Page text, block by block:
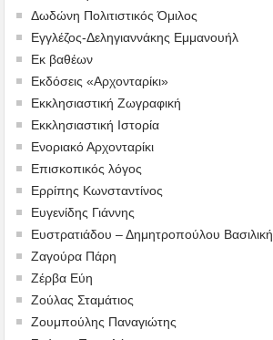
Δωδώνη Πολιτιστικός Όμιλος
Εγγλέζος-Δεληγιαννάκης Εμμανουήλ
Εκ βαθέων
Εκδόσεις «Αρχονταρίκι»
Εκκλησιαστική Ζωγραφική
Εκκλησιαστική Ιστορία
Ενοριακό Αρχονταρίκι
Επισκοπικός λόγος
Ερρίπης Κωνσταντίνος
Ευγενίδης Γιάννης
Ευστρατιάδου – Δημητροπούλου Βασιλική
Ζαγούρα Πάρη
Ζέρβα Εύη
Ζούλας Σταμάτιος
Ζουμπούλης Παναγιώτης